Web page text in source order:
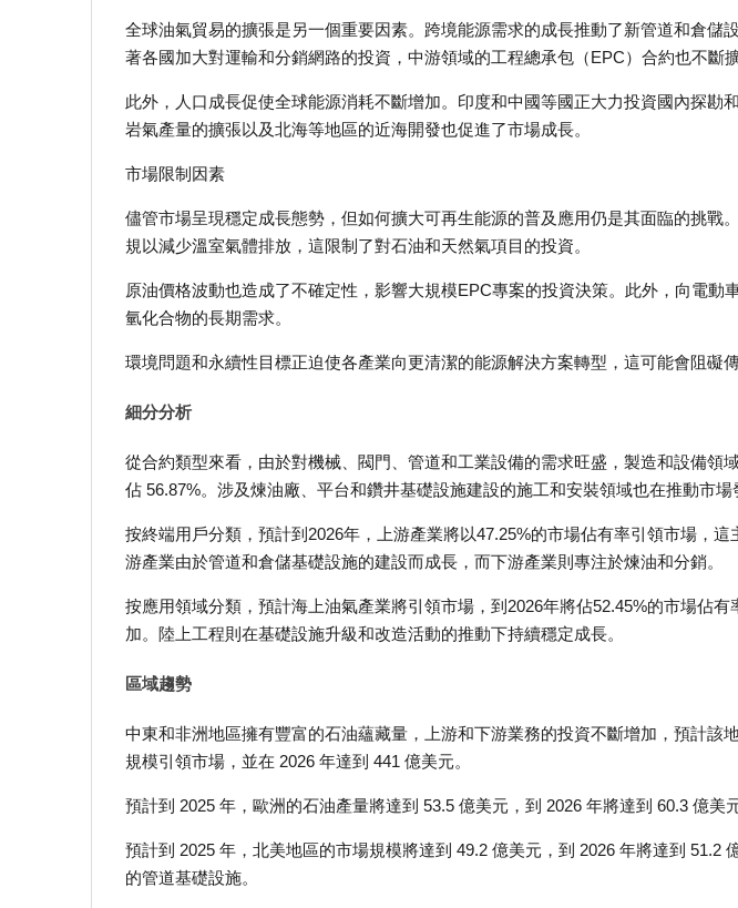
全球油氣貿易的擴張是另一個重要因素。跨境能源需求的成長推動了新管道和倉儲
著各國加大對運輸和分銷網路的投資，中游領域的工程總承包（EPC）合約也不斷擴
此外，人口成長促使全球能源消耗不斷增加。印度和中國等國正大力投資國內探勘
岩氣產量的擴張以及北海等地區的近海開發也促進了市場成長。
市場限制因素
儘管市場呈現穩定成長態勢，但如何擴大可再生能源的普及應用仍是其面臨的挑戰
規以減少溫室氣體排放，這限制了對石油和天然氣項目的投資。
原油價格波動也造成了不確定性，影響大規模EPC專案的投資決策。此外，向電動
氫化合物的長期需求。
環境問題和永續性目標正迫使各產業向更清潔的能源解決方案轉型，這可能會阻礙
細分分析
從合約類型來看，由於對機械、閥門、管道和工業設備的需求旺盛，製造和設備領
佔 56.87%。涉及煉油廠、平台和鑽井基礎設施建設的施工和安裝領域也在推動市場
按終端用戶分類，預計到2026年，上游產業將以47.25%的市場佔有率引領市場，
游產業由於管道和倉儲基礎設施的建設而成長，而下游產業則專注於煉油和分銷。
按應用領域分類，預計海上油氣產業將引領市場，到2026年將佔52.45%的市場佔
加。陸上工程則在基礎設施升級和改造活動的推動下持續穩定成長。
區域趨勢
中東和非洲地區擁有豐富的石油蘊藏量，上游和下游業務的投資不斷增加，預計該
規模引領市場，並在 2026 年達到 441 億美元。
預計到 2025 年，歐洲的石油產量將達到 53.5 億美元，到 2026 年將達到 60.3 億美
預計到 2025 年，北美地區的市場規模將達到 49.2 億美元，到 2026 年將達到 51.2
的管道基礎設施。